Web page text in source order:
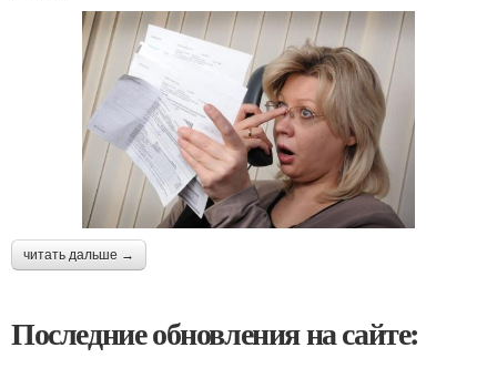
читать дальше →
Последние обновления на сайте: